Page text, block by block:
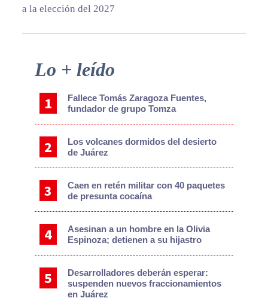
a la elección del 2027
Primary
Sidebar
Lo + leído
Fallece Tomás Zaragoza Fuentes,
fundador de grupo Tomza
Los volcanes dormidos del desierto
de Juárez
Caen en retén militar con 40 paquetes
de presunta cocaína
Asesinan a un hombre en la Olivia
Espinoza; detienen a su hijastro
Desarrolladores deberán esperar:
suspenden nuevos fraccionamientos
en Juárez